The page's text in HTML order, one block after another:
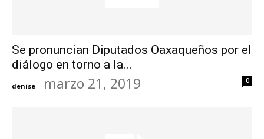
Se pronuncian Diputados Oaxaqueños por el
diálogo en torno a la...
denise - marzo 21, 2019 0